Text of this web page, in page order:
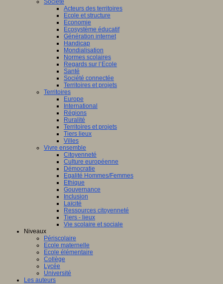
Société
Acteurs des territoires
Ecole et structure
Economie
Ecosystème éducatif
Génération internet
Handicap
Mondialisation
Normes scolaires
Regards sur l’Ecole
Santé
Société connectée
Territoires et projets
Territoires
Europe
International
Régions
Ruralité
Territoires et projets
Tiers lieux
Villes
Vivre ensemble
Citoyenneté
Culture européenne
Démocratie
Egalité Hommes/Femmes
Ethique
Gouvernance
Inclusion
Laïcité
Ressources citoyenneté
Tiers - lieux
Vie scolaire et sociale
Niveaux
Périscolaire
Ecole maternelle
Ecole élémentaire
Collège
Lycée
Université
Les auteurs